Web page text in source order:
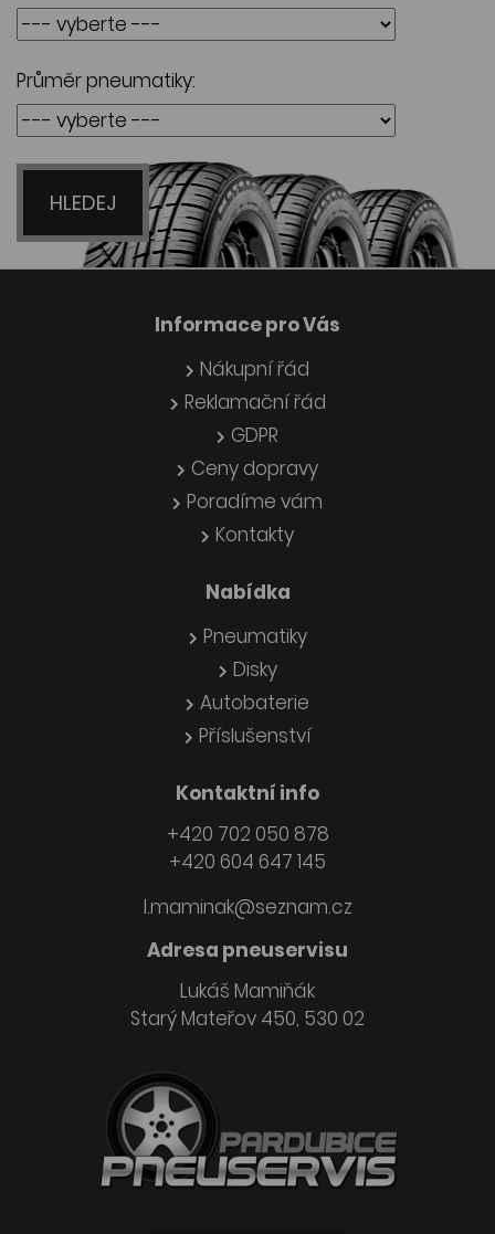
Průměr pneumatiky:
HLEDEJ
Informace pro Vás
Nákupní řád
Reklamační řád
GDPR
Ceny dopravy
Poradíme vám
Kontakty
Nabídka
Pneumatiky
Disky
Autobaterie
Příslušenství
Kontaktní info
+420 702 050 878
+420 604 647 145
l.maminak@seznam.cz
Adresa pneuservisu
Lukáš Mamiňák
Starý Mateřov 450, 530 02